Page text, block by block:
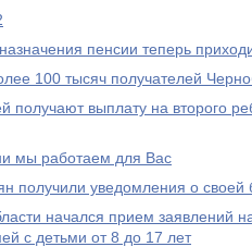
пенсии теперь
100 тысяч получателей
получают выплату на второго
мы работаем для Вас
получили уведомления о
начался прием заявлений
с детьми от 8 до 17 лет